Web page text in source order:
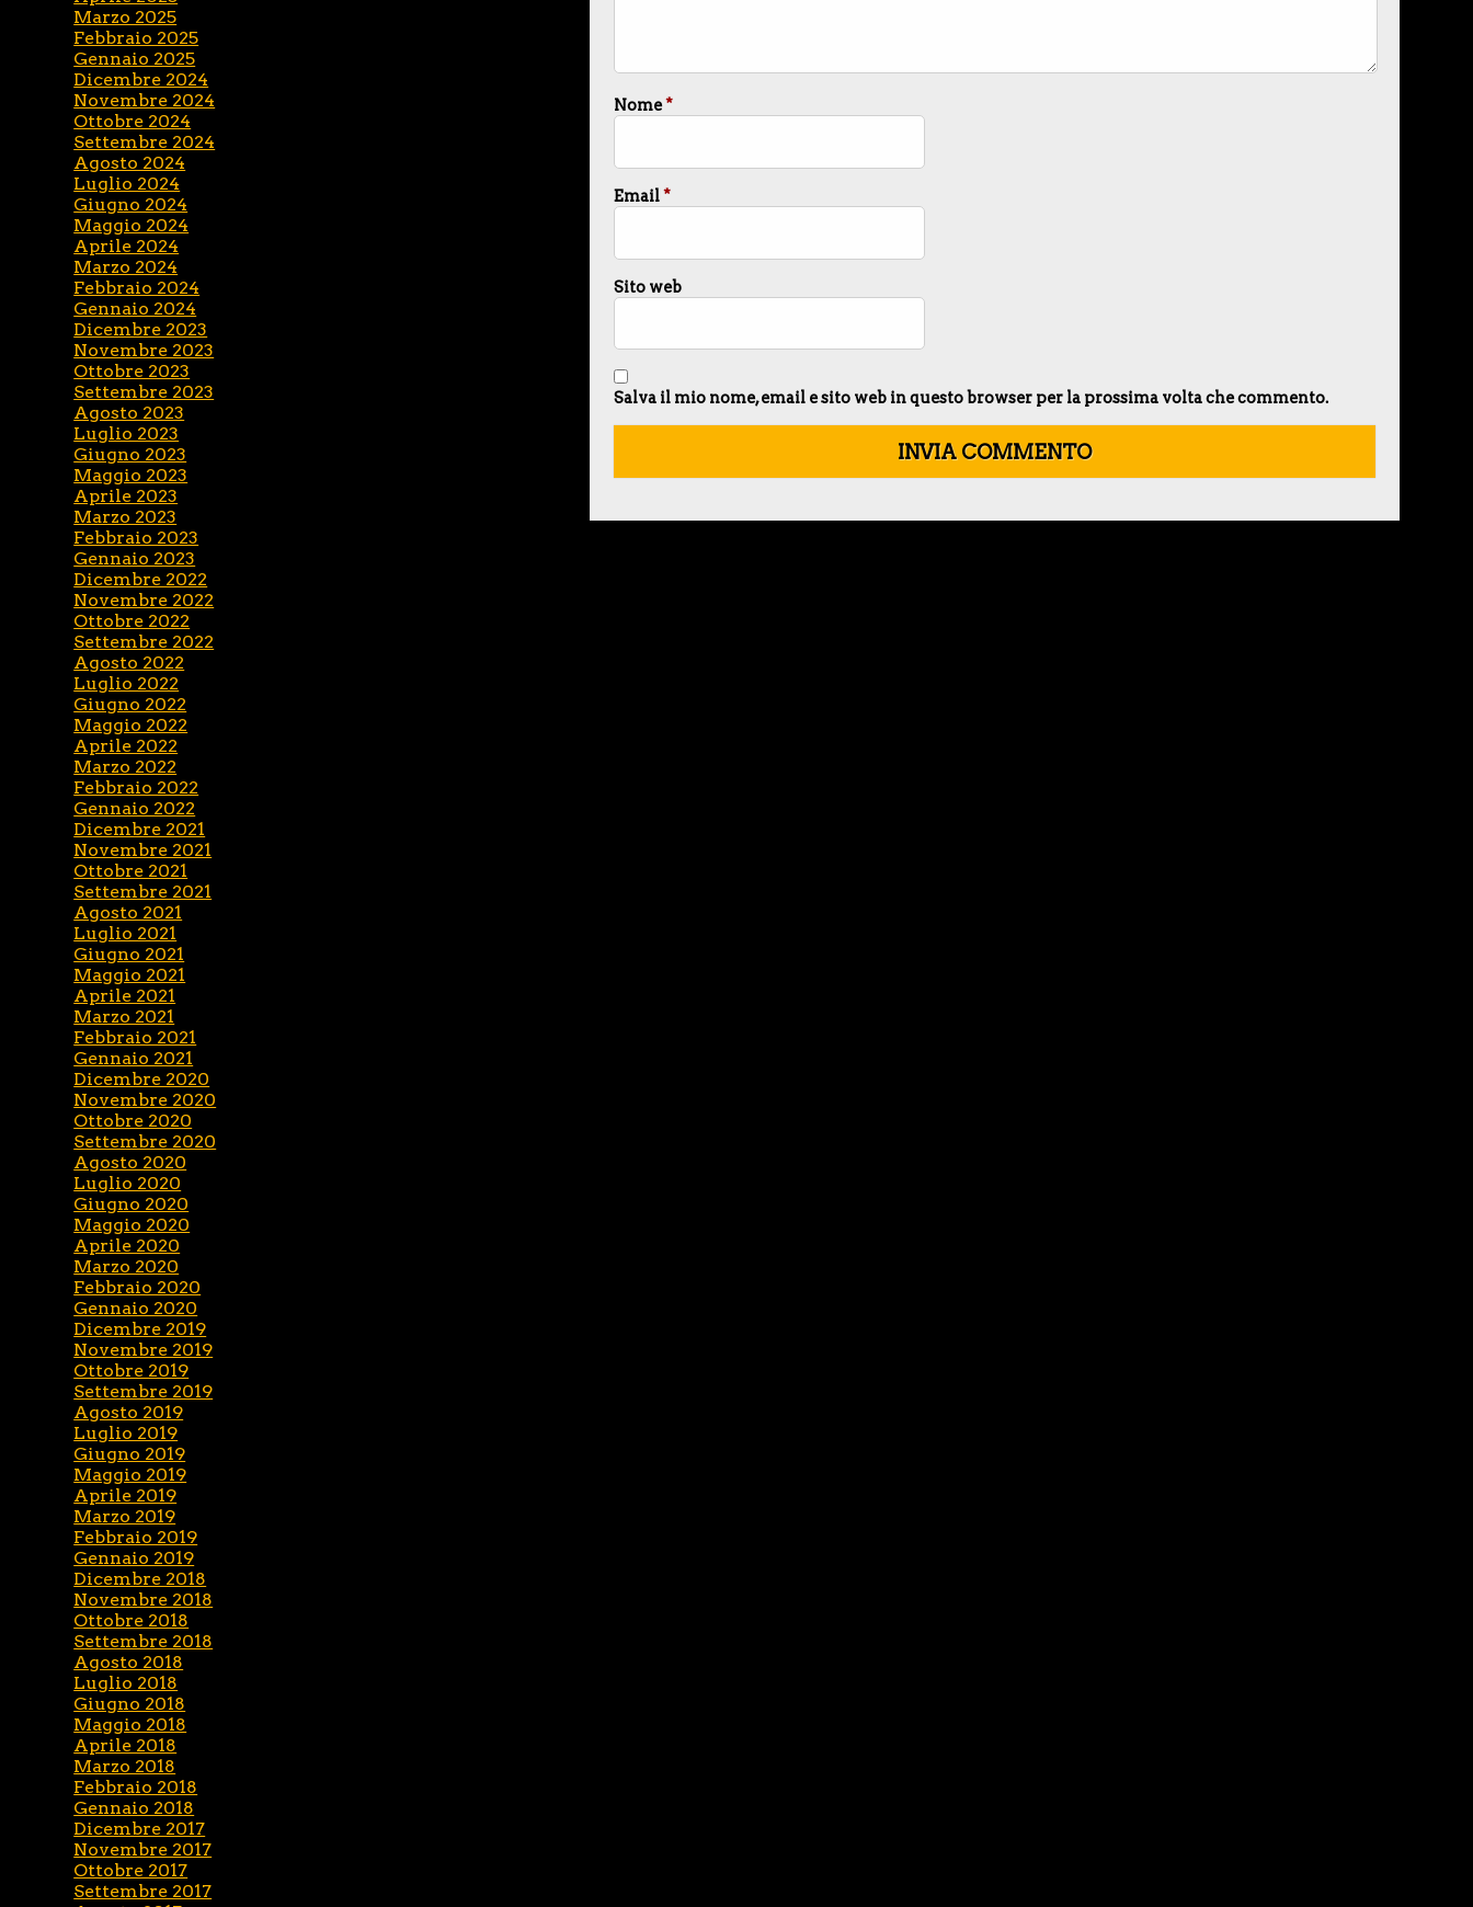
Nome*
Email*
Sito web
Salva il mio nome, email e sito web in questo browser per la prossima volta che commento.
Marzo 2025
Febbraio 2025
Gennaio 2025
Dicembre 2024
Novembre 2024
Ottobre 2024
Settembre 2024
Agosto 2024
Luglio 2024
Giugno 2024
Maggio 2024
Aprile 2024
Marzo 2024
Febbraio 2024
Gennaio 2024
Dicembre 2023
Novembre 2023
Ottobre 2023
Settembre 2023
Agosto 2023
Luglio 2023
Giugno 2023
Maggio 2023
Aprile 2023
Marzo 2023
Febbraio 2023
Gennaio 2023
Dicembre 2022
Novembre 2022
Ottobre 2022
Settembre 2022
Agosto 2022
Luglio 2022
Giugno 2022
Maggio 2022
Aprile 2022
Marzo 2022
Febbraio 2022
Gennaio 2022
Dicembre 2021
Novembre 2021
Ottobre 2021
Settembre 2021
Agosto 2021
Luglio 2021
Giugno 2021
Maggio 2021
Aprile 2021
Marzo 2021
Febbraio 2021
Gennaio 2021
Dicembre 2020
Novembre 2020
Ottobre 2020
Settembre 2020
Agosto 2020
Luglio 2020
Giugno 2020
Maggio 2020
Aprile 2020
Marzo 2020
Febbraio 2020
Gennaio 2020
Dicembre 2019
Novembre 2019
Ottobre 2019
Settembre 2019
Agosto 2019
Luglio 2019
Giugno 2019
Maggio 2019
Aprile 2019
Marzo 2019
Febbraio 2019
Gennaio 2019
Dicembre 2018
Novembre 2018
Ottobre 2018
Settembre 2018
Agosto 2018
Luglio 2018
Giugno 2018
Maggio 2018
Aprile 2018
Marzo 2018
Febbraio 2018
Gennaio 2018
Dicembre 2017
Novembre 2017
Ottobre 2017
Settembre 2017